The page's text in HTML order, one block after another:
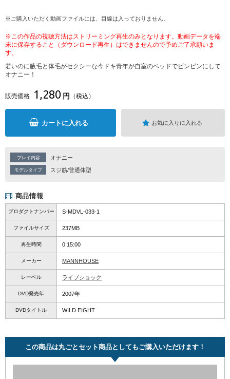
※ご購入いただく動画ファイルには、目線は入っておりません。
※この作品の視聴方法はストリーミング再生のみとなります。動画データを端
末に保存すること（ダウンロード再生）はできませんので予めご了承願いま
す。
若いのに腋毛と体毛がセクシーな今ドキ青年が自室のベッドでビンビンにして
オナニー！
販売価格 1,280 円 （税込）
カートに入れる お気に入りに入れる
プレイ内容 オナニー
モデルタイプ スジ筋/普通体型
商品情報
プロダクトナンバー S-MDVL-033-1
ファイルサイズ 237MB
再生時間 0:15:00
メーカー MANNHOUSE
レーベル ライブショック
DVD発売年 2007年
DVDタイトル WILD EIGHT
この商品は丸ごとセット商品としてもご購入いただけます！